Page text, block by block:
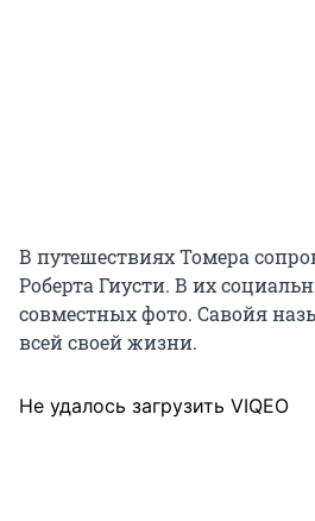
В путешествиях Томера
Роберта Гиусти. В их
совместных фото. Савойя
всей своей жизни.
Не удалось загрузить VIQEO